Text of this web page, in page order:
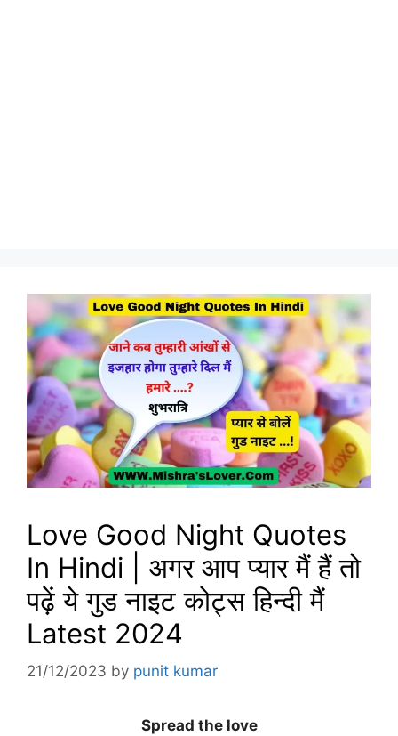
Love Good Night Quotes
In Hindi | अगर आप प्यार मैं हैं तो
पढ़ें ये गुड नाइट कोट्स हिन्दी मैं
Latest 2024
21/12/2023 by punit kumar
Spread the love